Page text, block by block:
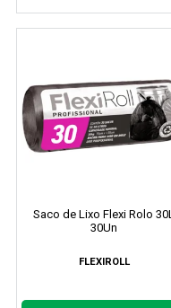
Saco de Lixo Flexi Rolo 30L
30Un
FLEXIROLL